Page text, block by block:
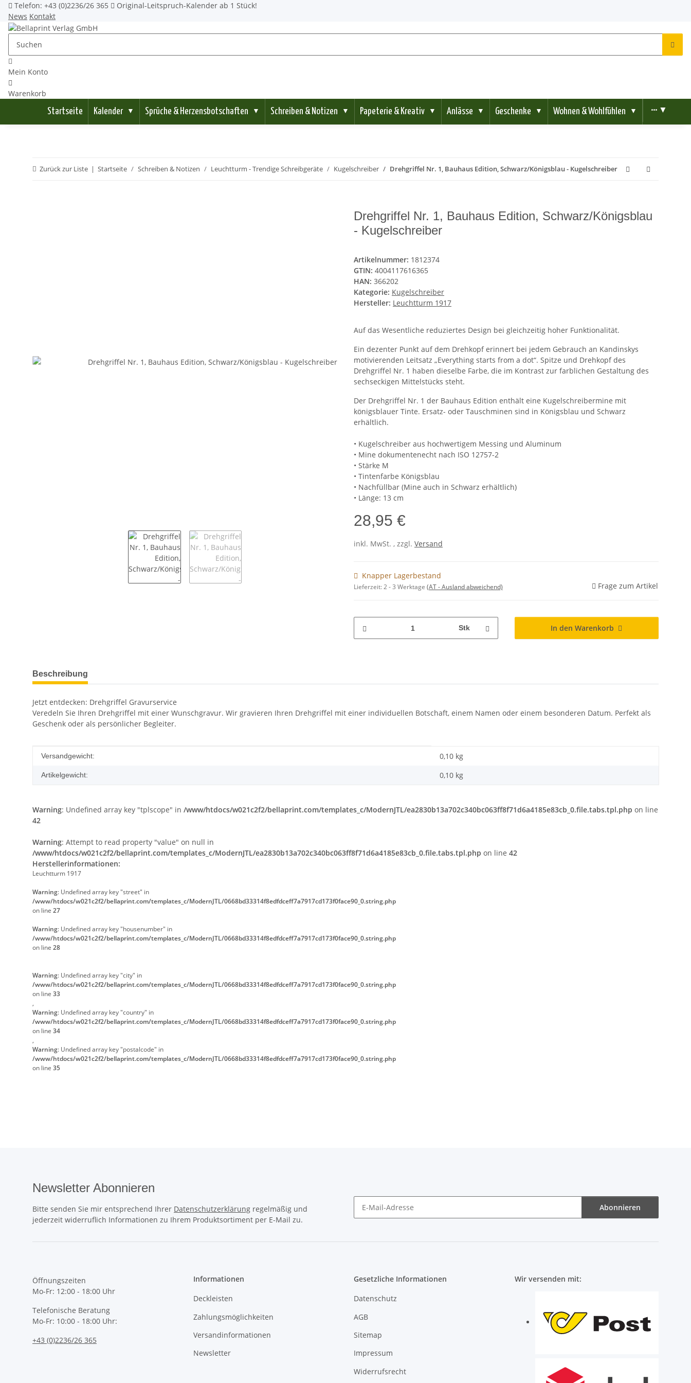
Telefon: +43 (0)2236/26 365
Original-Leitspruch-Kalender ab 1 Stück!
News Kontakt
Mein Konto
Warenkorb
Startseite
Kalender ▼ Sprüche & Herzensbotschaften ▼ Schreiben & Notizen ▼ Papeterie & Kreativ ▼ Anlässe ▼ Geschenke ▼ Wohnen & Wohlfühlen ▼ ••• ▼
Zurück zur Liste Startseite Schreiben & Notizen Leuchtturm - Trendige Schreibgeräte Kugelschreiber Drehgriffel Nr. 1, Bauhaus Edition, Schwarz/Königsblau - Kugelschreiber
Drehgriffel Nr. 1, Bauhaus Edition, Schwarz/Königsblau
- Kugelschreiber
Artikelnummer: 1812374
GTIN: 4004117616365
HAN: 366202
Kategorie: Kugelschreiber
Hersteller: Leuchtturm 1917
Auf das Wesentliche reduziertes Design bei gleichzeitig hoher Funktionalität.
Ein dezenter Punkt auf dem Drehkopf erinnert bei jedem Gebrauch an Kandinskys
motivierenden Leitsatz „Everything starts from a dot“. Spitze und Drehkopf des
Drehgriffel Nr. 1 haben dieselbe Farbe, die im Kontrast zur farblichen Gestaltung des
sechseckigen Mittelstücks steht.
Der Drehgriffel Nr. 1 der Bauhaus Edition enthält eine Kugelschreibermine mit
königsblauer Tinte. Ersatz- oder Tauschminen sind in Königsblau und Schwarz
erhältlich.
• Kugelschreiber aus hochwertigem Messing und Aluminum
• Mine dokumentenecht nach ISO 12757-2
• Stärke M
• Tintenfarbe Königsblau
• Nachfüllbar (Mine auch in Schwarz erhältlich)
• Länge: 13 cm
28,95 €
inkl. MwSt. , zzgl. Versand
Knapper Lagerbestand
Lieferzeit:2 - 3 Werktage (AT - Ausland abweichend) Frage zum Artikel
Stk In den Warenkorb
weitere Registerkarten anzeigen
Beschreibung
Jetzt entdecken: Drehgriffel Gravurservice
Veredeln Sie Ihren Drehgriffel mit einer Wunschgravur. Wir gravieren Ihren Drehgriffel mit einer individuellen Botschaft, einem Namen oder einem besonderen Datum. Perfekt als
Geschenk oder als persönlicher Begleiter.
Produkteigenschaft
Wert
Versandgewicht: 0,10 kg
Artikelgewicht: 0,10 kg
Warning: Undefined array key "tplscope" in /www/htdocs/w021c2f2/bellaprint.com/templates_c/ModernJTL/ea2830b13a702c340bc063ff8f71d6a4185e83cb_0.file.tabs.tpl.php on line
42
Warning: Attempt to read property "value" on null in
/www/htdocs/w021c2f2/bellaprint.com/templates_c/ModernJTL/ea2830b13a702c340bc063ff8f71d6a4185e83cb_0.file.tabs.tpl.php on line 42
Herstellerinformationen:
Leuchtturm 1917
Warning: Undefined array key "street" in
/www/htdocs/w021c2f2/bellaprint.com/templates_c/ModernJTL/0668bd33314f8edfdceff7a7917cd173f0face90_0.string.php
on line 27
Warning: Undefined array key "housenumber" in
/www/htdocs/w021c2f2/bellaprint.com/templates_c/ModernJTL/0668bd33314f8edfdceff7a7917cd173f0face90_0.string.php
on line 28
Warning: Undefined array key "city" in
/www/htdocs/w021c2f2/bellaprint.com/templates_c/ModernJTL/0668bd33314f8edfdceff7a7917cd173f0face90_0.string.php
on line 33
,
Warning: Undefined array key "country" in
/www/htdocs/w021c2f2/bellaprint.com/templates_c/ModernJTL/0668bd33314f8edfdceff7a7917cd173f0face90_0.string.php
on line 34
,
Warning: Undefined array key "postalcode" in
/www/htdocs/w021c2f2/bellaprint.com/templates_c/ModernJTL/0668bd33314f8edfdceff7a7917cd173f0face90_0.string.php
on line 35
Newsletter Abonnieren
Bitte senden Sie mir entsprechend Ihrer Datenschutzerklärung regelmäßig und
jederzeit widerruflich Informationen zu Ihrem Produktsortiment per E-Mail zu.
Abonnieren
Öffnungszeiten
Mo-Fr: 12:00 - 18:00 Uhr
Telefonische Beratung
Mo-Fr: 10:00 - 18:00 Uhr:
+43 (0)2236/26 365
Informationen
Deckleisten
Zahlungsmöglichkeiten
Versandinformationen
Newsletter
Gesetzliche Informationen
Datenschutz
AGB
Sitemap
Impressum
Widerrufsrecht
Wir versenden mit: